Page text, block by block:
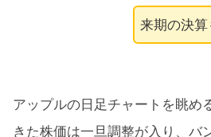
来期の決算
アップルの日足チャートを眺め
きた株価は一旦調整が入り、バ